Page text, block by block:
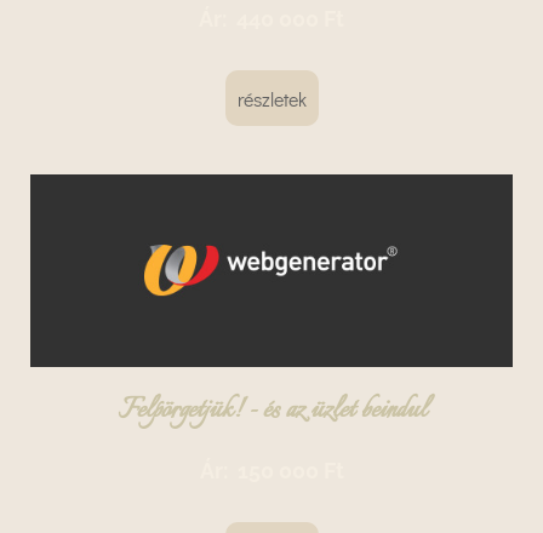
részletek
Felpörgetjük! - és az üzlet beindul